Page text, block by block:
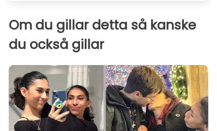
Om du gillar detta så kanske
du också gillar